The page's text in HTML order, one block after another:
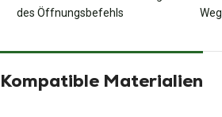
des Öffnungsbefehls
Kompatible Materialien